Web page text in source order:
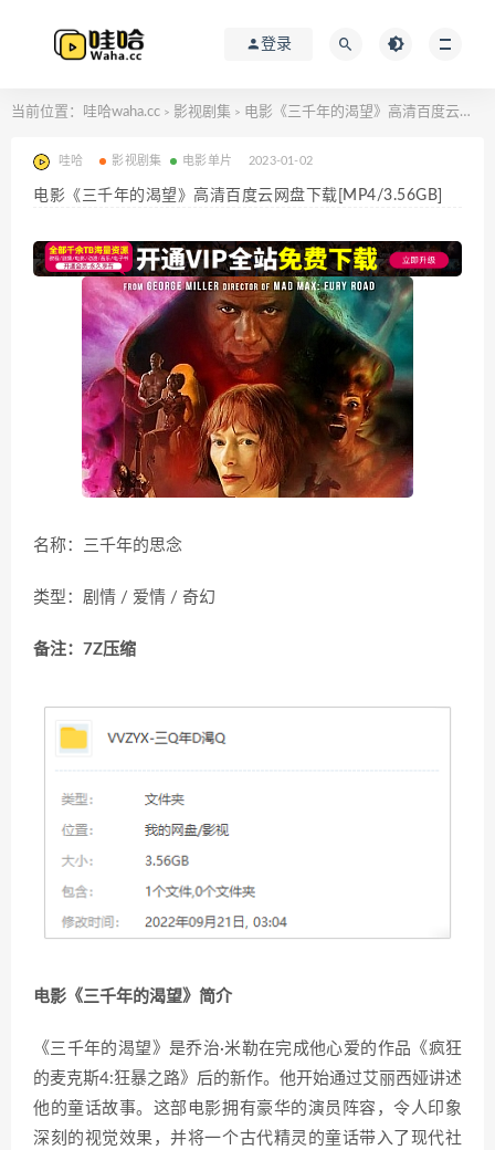
登录
当前位置： 哇哈waha.cc > 影视剧集 > 电影《三千年的渴望》高清百度云网盘下载[MP4/3.56GB]
哇哈 影视剧集 电影单片 2023-01-02
电影《三千年的渴望》高清百度云网盘下载[MP4/3.56GB]
名称：三千年的思念
类型：剧情 / 爱情 / 奇幻
备注：7Z压缩
电影《三千年的渴望》简介
《三千年的渴望》是乔治·米勒在完成他心爱的作品《疯狂
的麦克斯4:狂暴之路》后的新作。他开始通过艾丽西娅讲述
他的童话故事。这部电影拥有豪华的演员阵容，令人印象
深刻的视觉效果，并将一个古代精灵的童话带入了现代社